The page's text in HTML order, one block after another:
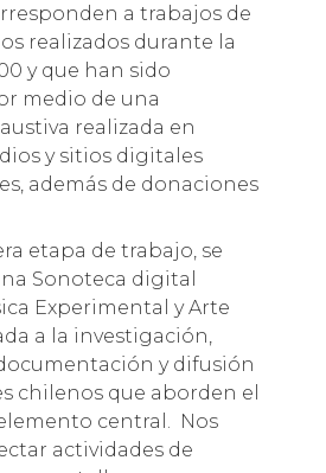
a trabajos de
realizados durante la
y que han sido
medio de una
realizada en
y sitios digitales
además de donaciones
etapa de trabajo, se
Sonoteca digital
Experimental y Arte
a la investigación,
y difusión
chilenos que aborden el
central. Nos
actividades de